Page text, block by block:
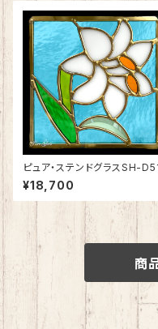
ピュア・ステンドグラスSH-
¥18,700
商